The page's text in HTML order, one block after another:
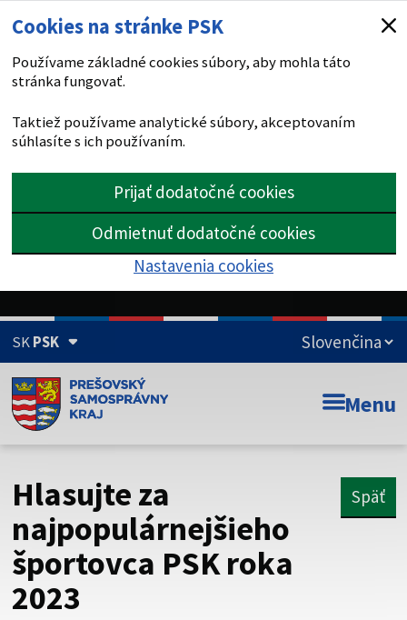
Cookies na stránke PSK
Používame základné cookies súbory, aby mohla táto
stránka fungovať.
Taktiež používame analytické súbory, akceptovaním
súhlasíte s ich používaním.
Prijať dodatočné cookies
Odmietnuť dodatočné cookies
Nastavenia cookies
SKPSK
Doména psk.sk je oficiálna
Toto je oficiálna webová stránka Prešovského
Táto stránka je zabezpečená
Buďte pozorní a vždy sa uistite, že zdieľate informácie iba
cez zabezpečenú webovú stránku. Zabezpečená stránka
vždy začína https:// pred názvom domény webového sídla.
Menu
Hlasujte za
najpopulárnejšieho
športovca PSK roka
2023
Späť